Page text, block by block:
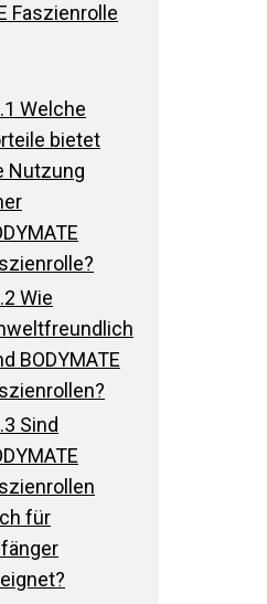
Faszienrolle
Welche
bietet
Nutzung
Wie
BODYMATE
Sind
für